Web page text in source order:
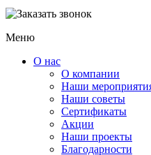
Меню
О нас
О компании
Наши
Наши советы
Сертификаты
Акции
Наши проекты
Благодарности